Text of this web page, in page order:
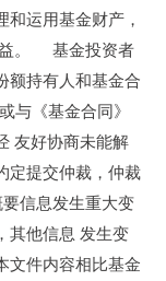
运用基金财产，
益。 基金投资者
额持有人和基金合
《基金合同》
友好协商未能解
定提交仲裁，仲裁
信息发生重大变
其他信息 发生变
文件内容相比基金